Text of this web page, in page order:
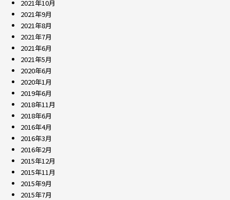
2021年10月
2021年9月
2021年8月
2021年7月
2021年6月
2021年5月
2020年6月
2020年1月
2019年6月
2018年11月
2018年6月
2016年4月
2016年3月
2016年2月
2015年12月
2015年11月
2015年9月
2015年7月